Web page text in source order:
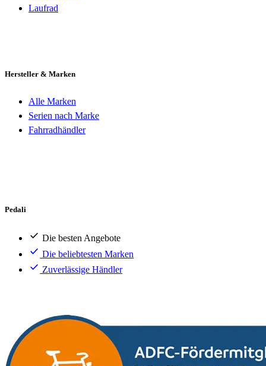
Laufrad
Hersteller & Marken
Alle Marken
Serien nach Marke
Fahrradhändler
Pedali
Die besten Angebote
Die beliebtesten Marken
Zuverlässige Händler